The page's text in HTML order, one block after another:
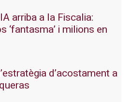
arriba a la Fiscalia:
‘fantasma’ i milions en
d’acostament a